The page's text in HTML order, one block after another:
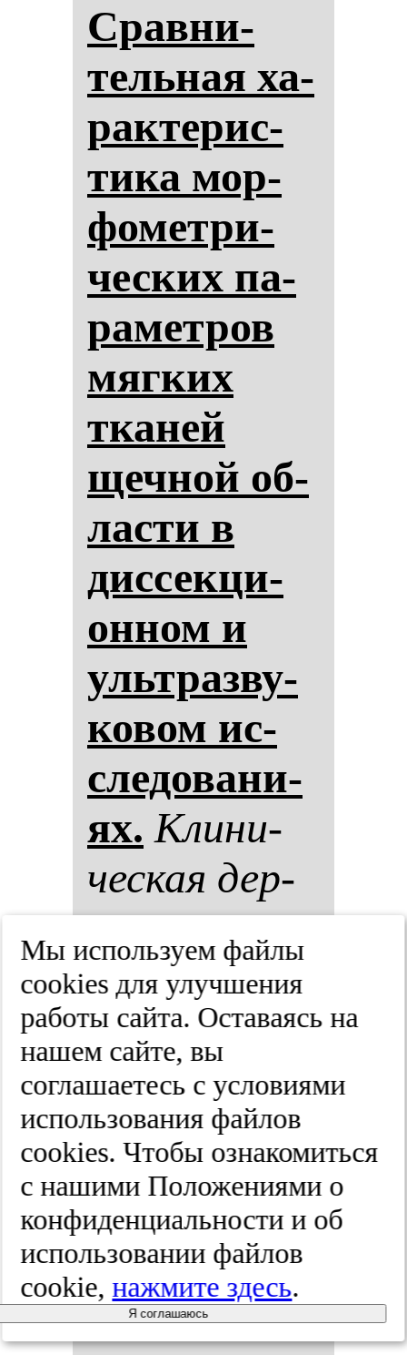
Срав­ни­
тель­ная ха­
рак­те­рис­
ти­ка мор­
фо­мет­ри­
чес­ких па­
ра­мет­ров
мяг­ких
тка­ней
щеч­ной об­
лас­ти в
дис­сек­ци­
он­ном и
ультраз­ву­
ко­вом ис­
сле­до­ва­ни­
ях. Кли­ни­
чес­кая дер­
ма­то­ло­гия
и ве­не­ро­ло­
гия.
2026;(2):226-234
Ультраз­ву­
ко­вая ви­зу­
али­за­ция
по­вер­
Мы используем файлы
cооkies для улучшения
работы сайта. Оставаясь на
нашем сайте, вы
соглашаетесь с условиями
использования файлов
cооkies. Чтобы ознакомиться
с нашими Положениями о
конфиденциальности и об
использовании файлов
cookie,нажмите здесь.
Я соглашаюсь